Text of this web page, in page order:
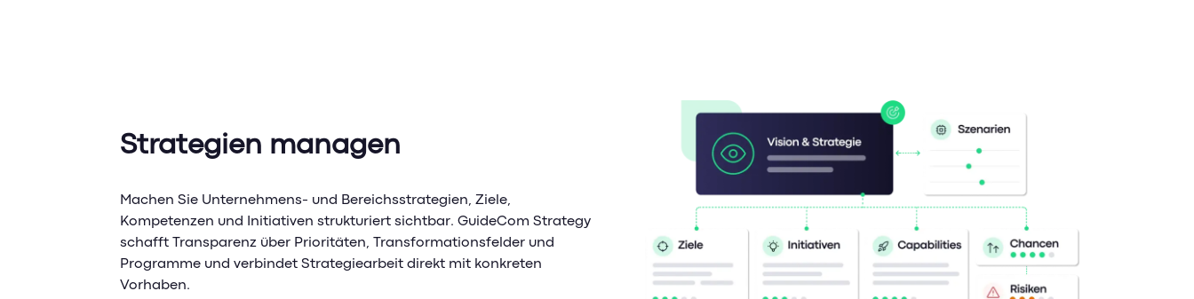
Strategien managen
Machen Sie Unternehmens- und Bereichsstrategien, Ziele,
Kompetenzen und Initiativen strukturiert sichtbar. GuideCom Strategy
schafft Transparenz über Prioritäten, Transformationsfelder und
Programme und verbindet Strategiearbeit direkt mit konkreten
Vorhaben.